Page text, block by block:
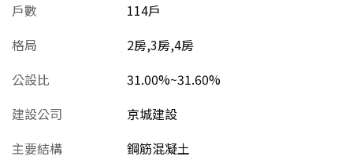
戶數
114戶
格局
2房,3房,4房
公設比
31.00%~31.60%
建設公司
京城建設
主要結構
鋼筋混凝土